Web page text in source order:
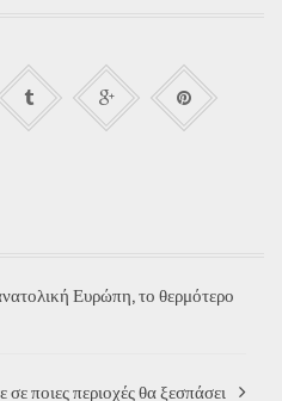
Ευρώπη, το θερμότερο
ποιες περιοχές θα ξεσπάσει